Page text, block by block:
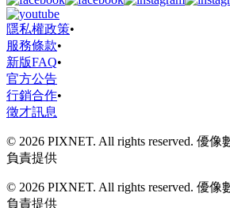
隱私權政策•
服務條款•
新版FAQ•
官方公告
行銷合作•
徵才訊息
© 2026 PIXNET. All rights reserved. 優像
負責提供
© 2026 PIXNET. All rights reserved. 優像
負責提供